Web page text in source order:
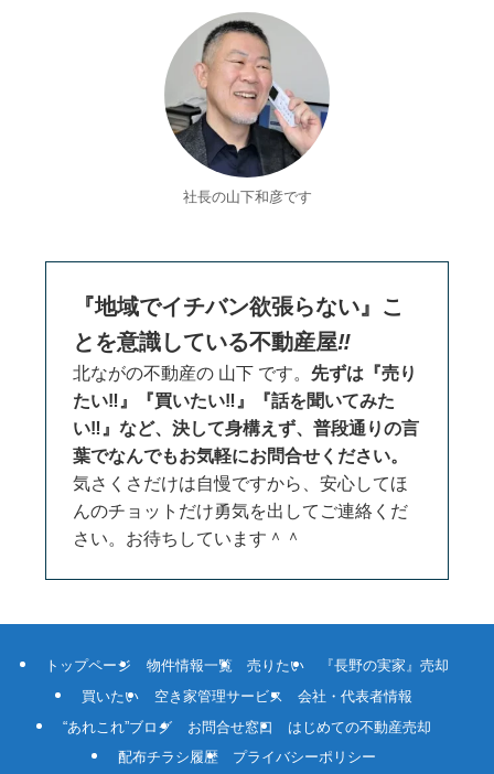
社長の山下和彦です
『地域でイチバン欲張らない』こ
とを意識している不動産屋‼
北ながの不動産の 山下 です。 先ずは『売り
たい‼』『買いたい‼』『話を聞いてみた
い‼』など、決して身構えず、普段通りの言
葉でなんでもお気軽にお問合せください。
気さくさだけは自慢ですから、安心してほ
んのチョットだけ勇気を出してご連絡くだ
さい。お待ちしています＾＾
トップページ 物件情報一覧 売りたい
『長野の実家』売却
買いたい
空き家管理サービス
会社・代表者情報
“あれこれ”ブログ
お問合せ窓口
はじめての不動産売却
配布チラシ履歴
プライバシーポリシー